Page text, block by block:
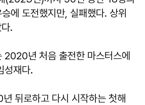
에 도전했지만, 실패했다. 상위
.
2020년 처음 출전한 마스터스에
성재다.
뒤로하고 다시 시작하는 첫해